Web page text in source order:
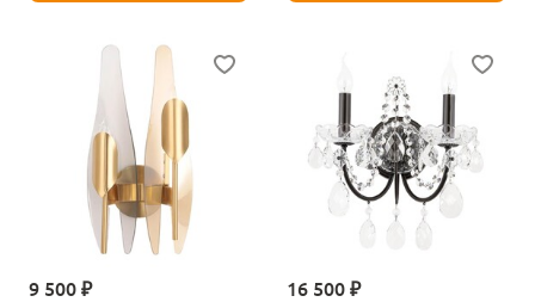
9 500 ₽ 16 500 ₽